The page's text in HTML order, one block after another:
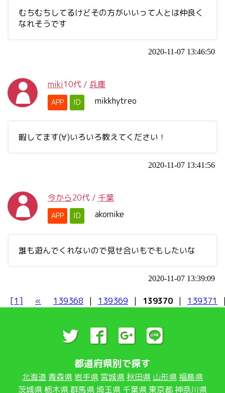
むちむちしてるけどその方がいいって人とは仲良く
なれそうです
2020-11-07 13:46:50
miki10代 / 兵庫
APP ID mikkhytreo
暇してます(∀)いろいろ教えてください！
2020-11-07 13:41:56
今から20代 / 千葉
APP ID akomike
誰も遊んでくれないので見せ合いもでもしたいな
2020-11-07 13:39:09
[1] « 139368 | 139369 | 139370 | 139371
都道府県別で探す
北海道 青森県 岩手県 宮城県 秋田県 山形県福島県
茨城県 栃木県群馬県埼玉県 千葉県 東京都神奈川県